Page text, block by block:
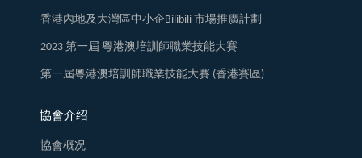
香港內地及大灣區中小企Bilibili 市場推廣計劃
2023 第一屆 粵港澳培訓師職業技能大賽
第一屆粵港澳培訓師職業技能大賽 (香港賽區)
協會介绍
協會概况